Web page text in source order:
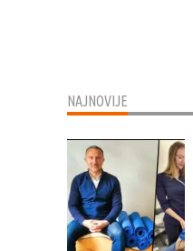
NAJNOVIJE